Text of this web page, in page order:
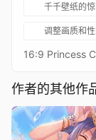
千千壁纸的
调整画质和
作者的其他作